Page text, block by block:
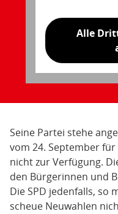
Alle
Seine Partei stehe
vom 24. September
nicht zur Verfügung.
den Bürgerinnen und
Die SPD jedenfalls, so
scheue Neuwahlen